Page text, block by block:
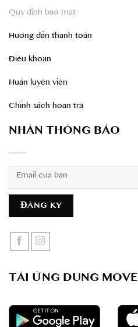
Quy định bảo mât
Hướng dẫn thanh toán
Điều khoản
Huấn luyên viên
Chính sách hoàn trả
NHẬN THÔNG BÁO
TẢI ỨNG DỤNG MOVE